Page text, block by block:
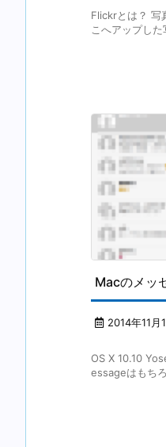
Flickrとは？ 写
こへアップし
Macのメッ
2014年11月
OS X 10.10
essageはもち